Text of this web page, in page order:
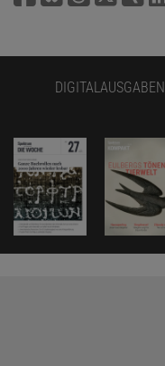
DIGITALAUSGABEN